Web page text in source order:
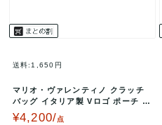
送料:1,650円
マリオ・ヴァレンティノ クラッチ
バッグ イタリア製 Vロゴ ポーチ ブ
ランド 鞄 黒 レディース ブ…
¥4,200/点